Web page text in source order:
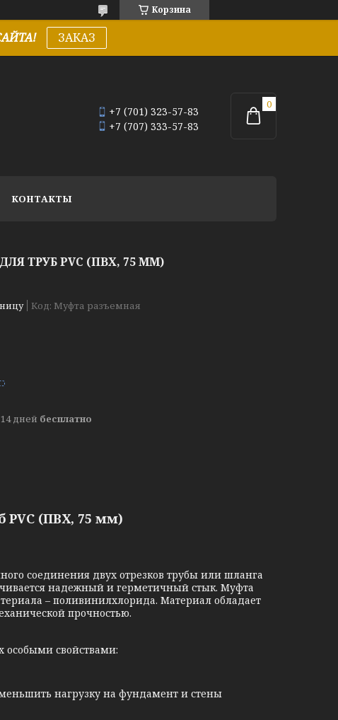
Корзина
ЗАКАЗ
+7 (701) 323-57-83
+7 (707) 333-57-83
КОНТАКТЫ
ТРУБ PVC (ПВХ, 75 ММ)
Код: Муфта разъемная
дней бесплатно
(ПВХ, 75 мм)
соединения двух отрезков трубы или шланга
надежный и герметичный стык. Муфта
– поливинилхлорида. Материал обладает
прочностью.
особыми свойствами:
нагрузку на фундамент и стены